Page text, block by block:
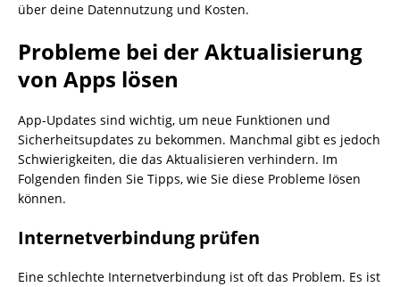
über deine Datennutzung und Kosten.
Probleme bei der Aktualisierung
von Apps lösen
App-Updates sind wichtig, um neue Funktionen und
Sicherheitsupdates zu bekommen. Manchmal gibt es jedoch
Schwierigkeiten, die das Aktualisieren verhindern. Im
Folgenden finden Sie Tipps, wie Sie diese Probleme lösen
können.
Internetverbindung prüfen
Eine schlechte Internetverbindung ist oft das Problem. Es ist